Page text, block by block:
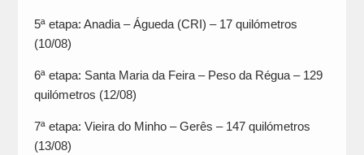
5ª etapa: Anadia – Águeda (CRI) – 17 quilómetros
(10/08)
6ª etapa: Santa Maria da Feira – Peso da Régua – 129
quilómetros (12/08)
7ª etapa: Vieira do Minho – Gerês – 147 quilómetros
(13/08)